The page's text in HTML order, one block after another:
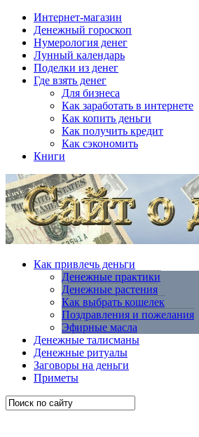
Интернет-магазин
Денежный гороскоп
Нумерология денег
Лунный календарь
Поделки из денег
Где взять денег
Для бизнеса
Как заработать в интернете
Как копить деньги
Как получить кредит
Как сэкономить
Книги
Как привлечь деньги
Денежные практики
Денежные растения
Как выбрать кошелек
Поздравления и пожелания
Эфирные масла
Денежные талисманы
Денежные ритуалы
Заговоры на деньги
Приметы